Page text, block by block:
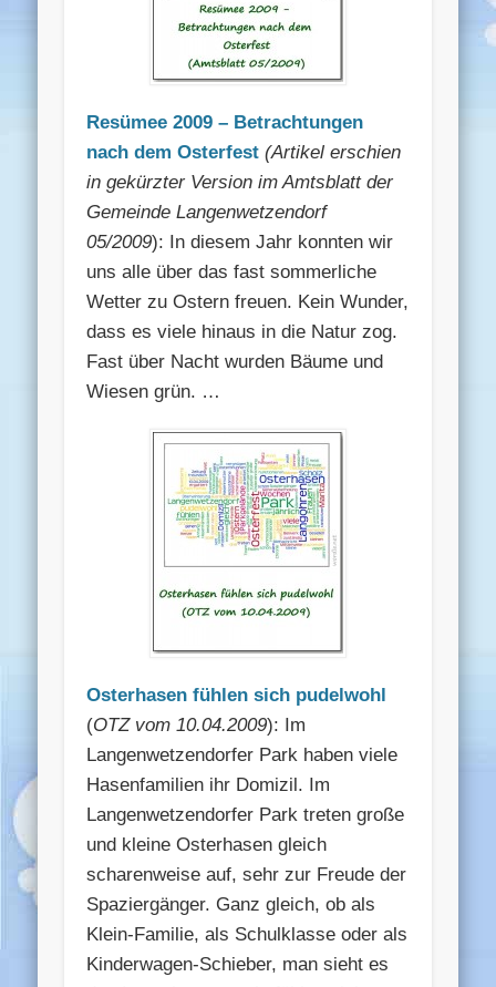
Resümee 2009 – Betrachtungen
nach dem Osterfest (Artikel erschien
in gekürzter Version im Amtsblatt der
Gemeinde Langenwetzendorf
05/2009): In diesem Jahr konnten wir
uns alle über das fast sommerliche
Wetter zu Ostern freuen. Kein Wunder,
dass es viele hinaus in die Natur zog.
Fast über Nacht wurden Bäume und
Wiesen grün. …
Osterhasen fühlen sich pudelwohl
(OTZ vom 10.04.2009): Im
Langenwetzendorfer Park haben viele
Hasenfamilien ihr Domizil. Im
Langenwetzendorfer Park treten große
und kleine Osterhasen gleich
scharenweise auf, sehr zur Freude der
Spaziergänger. Ganz gleich, ob als
Klein-Familie, als Schulklasse oder als
Kinderwagen-Schieber, man sieht es